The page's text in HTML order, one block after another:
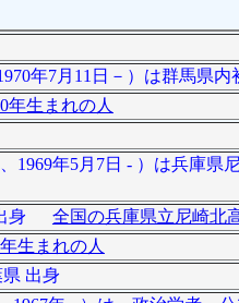
年7月11日－）は群馬県
年生まれの人
1969年5月7日 - ）は兵庫
出身 全国の兵庫県立尼崎北
生まれの人
出身